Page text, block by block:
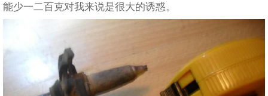
能少一二百克对我来说是很大的诱惑。